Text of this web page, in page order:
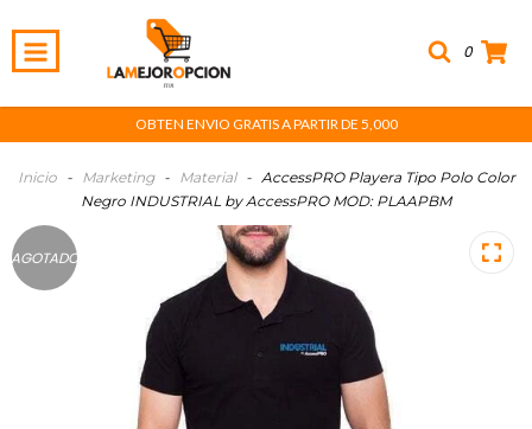
0
OBTEN ENVIO GRATIS A PARTIR DE 5,000
Inicio - Marketing - Material - AccessPRO Playera Tipo Polo Color
Negro INDUSTRIAL by AccessPRO MOD: PLAAPBM
AGOTADO